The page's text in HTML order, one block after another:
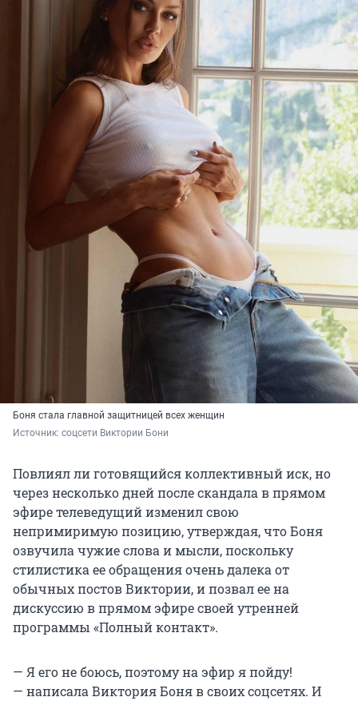
Боня стала главной защитницей всех женщин
Источник: соцсети Виктории Бони
Повлиял ли готовящийся коллективный иск, но
через несколько дней после скандала в прямом
эфире телеведущий изменил свою
непримиримую позицию, утверждая, что Боня
озвучила чужие слова и мысли, поскольку
стилистика ее обращения очень далека от
обычных постов Виктории, и позвал ее на
дискуссию в прямом эфире своей утренней
программы «Полный контакт».
— Я его не боюсь, поэтому на эфир я пойду!
— написала Виктория Боня в своих соцсетях. И